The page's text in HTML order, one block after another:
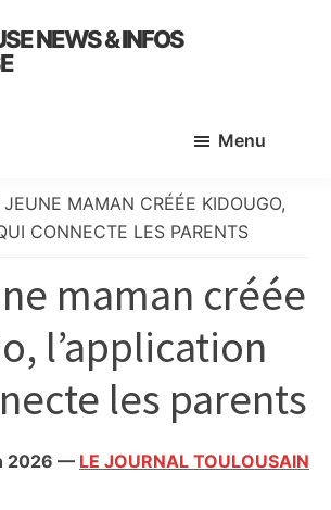
NEWS & INFOS
Menu
MAMAN CRÉÉE KIDOUGO,
CONNECTE LES PARENTS
maman créée
l’application
les parents
2026 — LE JOURNAL TOULOUSAIN